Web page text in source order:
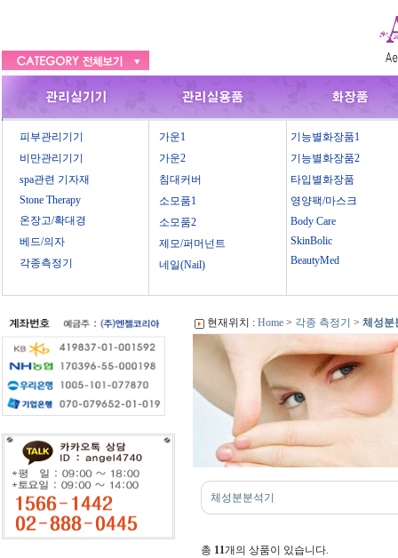
피부관리기기
비만관리기기
spa관련 기자재
Stone Therapy
온장고/확대경
베드/의자
각종측정기
가운1
가운2
침대커버
소모품1
소모품2
제모/퍼머넌트
네일(Nail)
기능별화장품1
기능별화장품2
타입별화장품
영양팩/마스크
Body Care
SkinBolic
BeautyMed
현재위치 : Home > 각종 측정기 > 체성분
체성분분석기
총 11개의 상품이 있습니다.